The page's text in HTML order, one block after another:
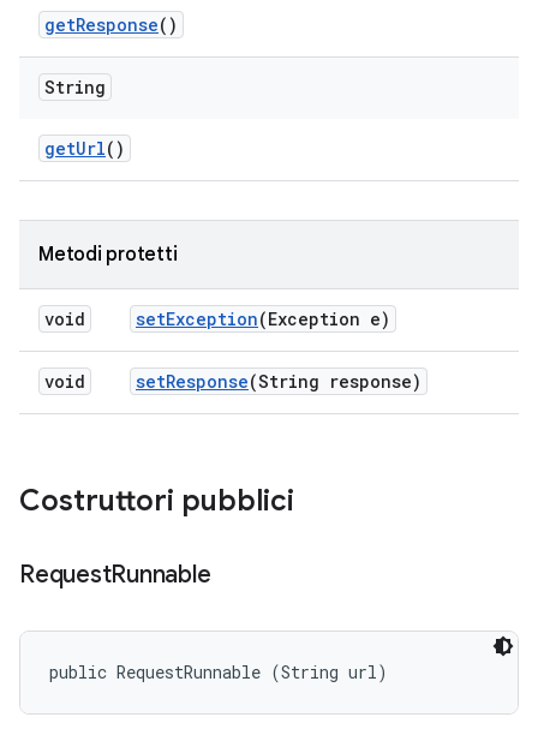
getResponse()
String
getUrl()
Metodi protetti
void setException(Exception e)
void setResponse(String response)
Costruttori pubblici
RequestRunnable
public RequestRunnable (String url)